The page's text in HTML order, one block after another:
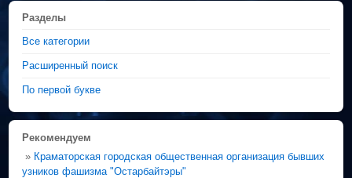
Разделы
Все категории
Расширенный поиск
По первой букве
Рекомендуем
» Краматорская городская общественная организация бывших
узников фашизма "Остарбайтэры"